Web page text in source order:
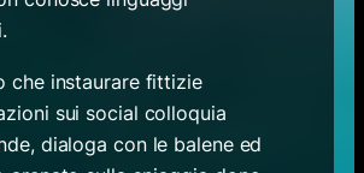
che instaurare fittizie
sui social colloquia
dialoga con le balene ed